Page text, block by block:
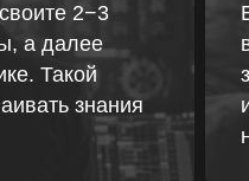
2−3
а далее
Такой
знания